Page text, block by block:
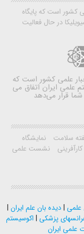
کشور است که پایگاه
در حال فعالیت
علمی کشور است که
علمی ایران اتفاق می
شما قرار می‌دهد
سلامت
نمایشگاه
کارآفرینی
نشست علمی
علمی |دیده بان علم ایران |
پزشکی | اکوسیستم
علمی ایران